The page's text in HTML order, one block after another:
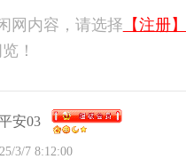
网内容，请选择 【注册】
！
安03
3/7 8:12:00